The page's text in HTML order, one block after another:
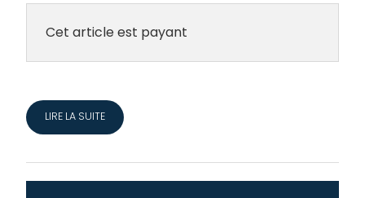
Cet article est payant
LIRE LA SUITE